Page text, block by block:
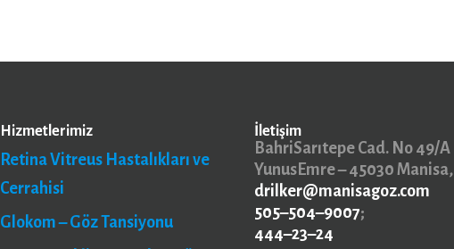
Hizmetlerimiz
Retina Vitreus Hastalıkları ve
Cerrahisi
Glokom – Göz Tansiyonu
İletişim
BahriSarıtepe Cad. No 49/A
YunusEmre – 45030 Manisa,
drilker@manisagoz.com
505–504–9007;
444–23–24